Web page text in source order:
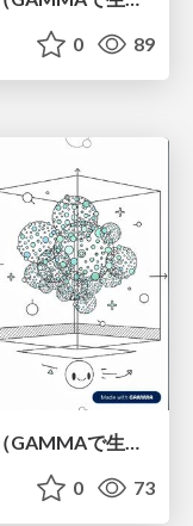
0 89
3D Gaussian Splattingの環境構築（GAMMAで生成 調整後）
0 73